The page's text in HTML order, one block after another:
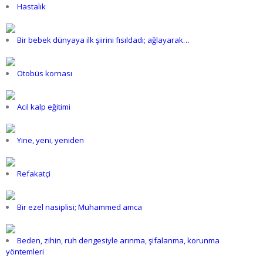
Hastalık
Bir bebek dünyaya ilk şiirini fısıldadı; ağlayarak…
Otobüs kornası
Acil kalp eğitimi
Yine, yeni, yeniden
Refakatçi
Bir ezel nasiplisi; Muhammed amca
Beden, zihin, ruh dengesiyle arınma, şifalanma, korunma
yöntemleri